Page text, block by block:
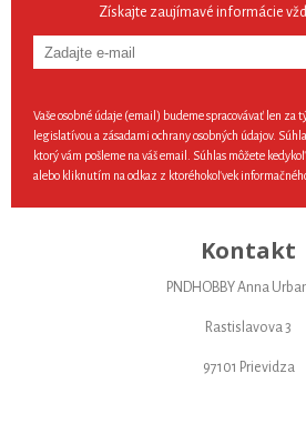
Získajte zaujímavé informácie
Vaše osobné údaje (email) budeme spracovávať len za
legislatívou a zásadami ochrany osobných údajov.
ktorý vám pošleme na váš email. Súhlas môžete
alebo kliknutím na odkaz z ktoréhokoľvek
Kontakt
PNDHOBBY Anna
Rastislavova 3
97101 Prievidza